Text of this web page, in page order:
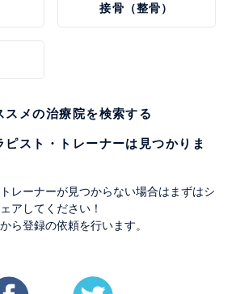
接骨（整骨）
スメの治療院を検索する
スト・トレーナーは見つかりま
レーナーが見つからない場合はまずはシ
ェアしてください！
ら登録の依頼を行います。